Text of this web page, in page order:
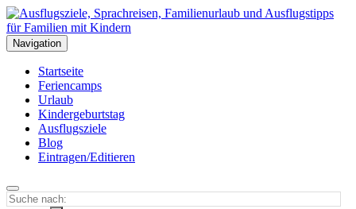
Navigation
Startseite
Feriencamps
Urlaub
Kindergeburtstag
Ausflugsziele
Blog
Eintragen/Editieren